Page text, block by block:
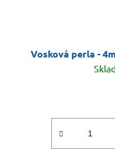
Vosková perla -